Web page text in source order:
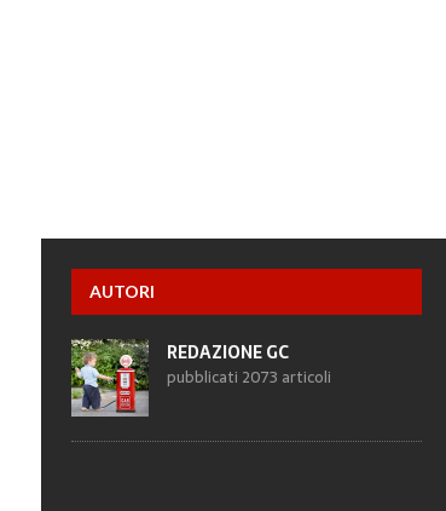
AUTORI
REDAZIONE GC
pubblicati 2073 articoli